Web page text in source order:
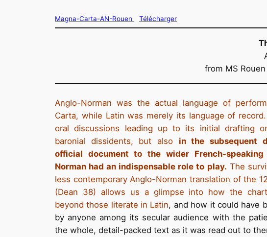
Magna-Carta-AN-Rouen Télécharger
from MS
Anglo-Norman was the actual language of
Carta, while Latin was merely its language of
oral discussions leading up to its initial drafting
baronial dissidents, but also in the subsequent
official document to the wider French-
Norman had an indispensable role to play. The
less contemporary Anglo-Norman translation of the
(Dean 38) allows us a glimpse into how the
beyond those literate in Latin, and how it could have
by anyone among its secular audience with the
the whole, detail-packed text as it was read out to